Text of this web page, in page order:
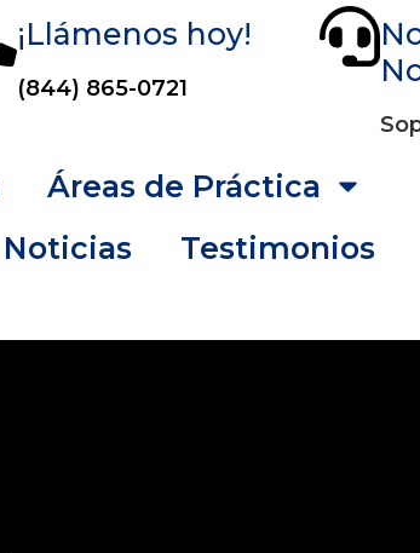
¡Llámenos hoy!
(844) 865-0721
Áreas de Práctica
Noticias
Testimonios